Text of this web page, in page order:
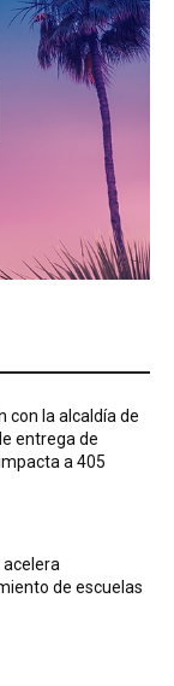
con la alcaldía de
entrega de
a 405
acelera
de escuelas